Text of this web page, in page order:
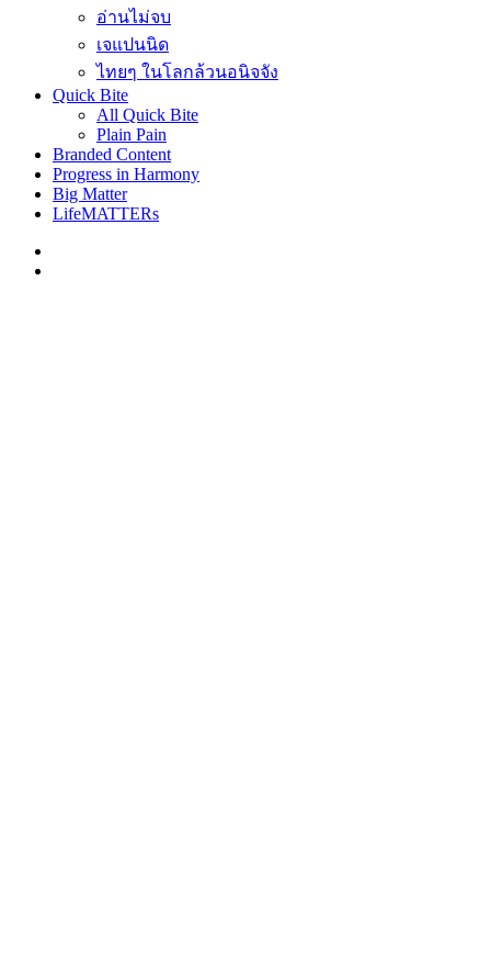
อ่านไม่จบ
เจแปนนิด
ไทยๆ ในโลกล้วนอนิจจัง
Quick Bite
All Quick Bite
Plain Pain
Branded Content
Progress in Harmony
Big Matter
LifeMATTERs